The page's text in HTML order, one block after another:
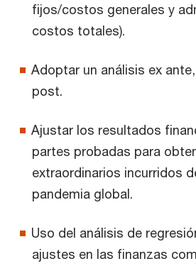
fijos/costos generales y
costos totales).
Adoptar un análisis ex
post.
Ajustar los resultados
partes probadas para
extraordinarios incurridos
pandemia global.
Uso del análisis de
ajustes en las finanzas